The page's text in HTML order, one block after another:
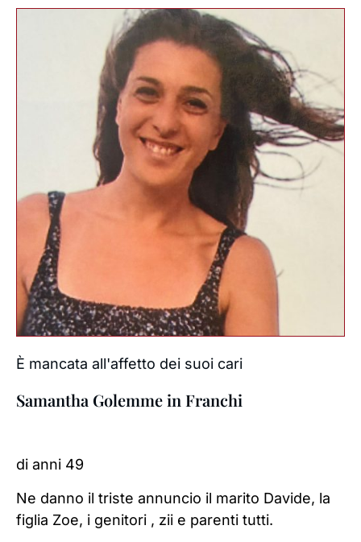
È mancata all'affetto dei suoi cari
Samantha Golemme in Franchi
di anni 49
Ne danno il triste annuncio il marito Davide, la
figlia Zoe, i genitori , zii e parenti tutti.